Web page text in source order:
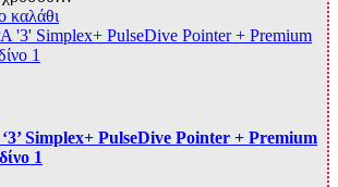
καλάθι
Simplex+ PulseDive Pointer + Premium
1